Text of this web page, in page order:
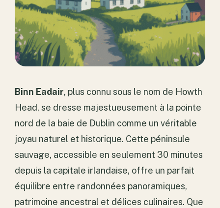
Binn Eadair, plus connu sous le nom de Howth
Head, se dresse majestueusement à la pointe
nord de la baie de Dublin comme un véritable
joyau naturel et historique. Cette péninsule
sauvage, accessible en seulement 30 minutes
depuis la capitale irlandaise, offre un parfait
équilibre entre randonnées panoramiques,
patrimoine ancestral et délices culinaires. Que